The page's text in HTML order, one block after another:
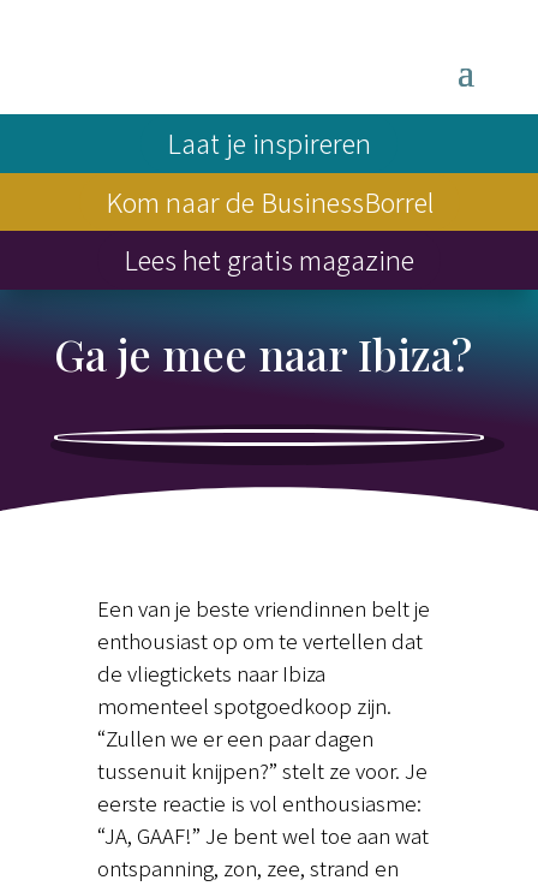
Laat je inspireren
Kom naar de BusinessBorrel
Lees het gratis magazine
Ga je mee naar Ibiza?
Een van je beste vriendinnen belt je
enthousiast op om te vertellen dat
de vliegtickets naar Ibiza
momenteel spotgoedkoop zijn.
“Zullen we er een paar dagen
tussenuit knijpen?” stelt ze voor. Je
eerste reactie is vol enthousiasme:
“JA, GAAF!” Je bent wel toe aan wat
ontspanning, zon, zee, strand en